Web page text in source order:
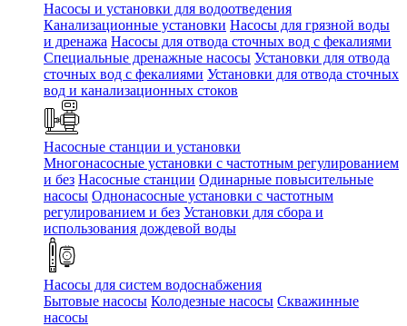
Насосы и установки для водоотведения
Канализационные установки Насосы для грязной воды
и дренажа Насосы для отвода сточных вод c фекалиями
Специальные дренажные насосы Установки для отвода
сточных вод c фекалиями Установки для отвода сточных
вод и канализационных стоков
Насосные станции и установки
Многонасосные установки с частотным регулированием
и без Насосные станции Одинарные повысительные
насосы Однонасосные установки с частотным
регулированием и без Установки для сбора и
использования дождевой воды
Насосы для систем водоснабжения
Бытовые насосы Колодезные насосы Скважинные
насосы